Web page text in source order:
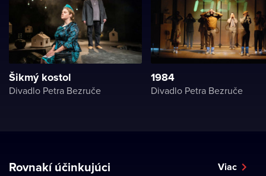
Šikmý kostol
Divadlo Petra Bezruče
1984
Divadlo Petra Bezruče
Rovnakí účinkujúci Viac